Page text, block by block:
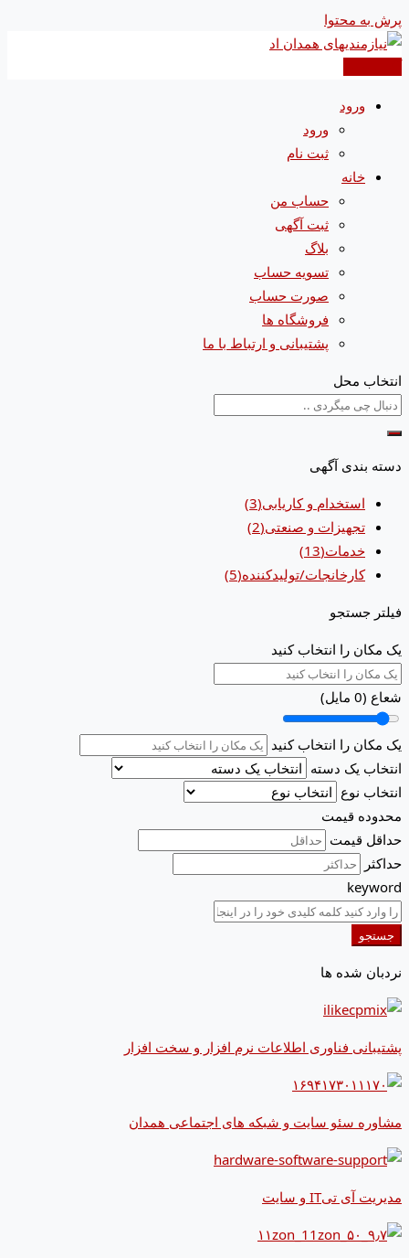
پرش به محتوا
ورود
ورود
ثبت نام
خانه
حساب من
ثبت آگهی
بلاگ
تسویه حساب
صورت حساب
فروشگاه ها
پشتیبانی و ارتباط با ما
انتخاب محل
دسته بندی آگهی
استخدام و کاریابی(3)
تجهیزات و صنعتی(2)
خدمات(13)
کارخانجات/تولیدکننده(5)
فیلتر جستجو
یک مکان را انتخاب کنید
شعاع (0 مایل)
یک مکان را انتخاب کنید
انتخاب یک دسته
انتخاب نوع
محدوده قیمت
حداقل قیمت
حداکثر
keyword
جستجو
نردبان شده ها
پشتیبانی فناوری اطلاعات نرم افزار و سخت افزار
مشاوره سئو سایت و شبکه های اجتماعی همدان
مدیریت آی تیIT و سایت